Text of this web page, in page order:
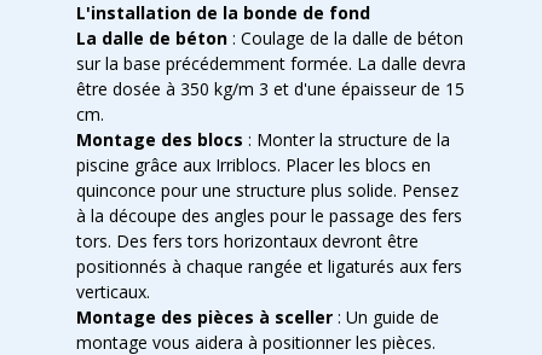
L'installation de la bonde de fond
La dalle de béton: Coulage de la dalle de béton
sur la base précédemment formée. La dalle devra
être dosée à 350 kg/m 3 et d'une épaisseur de 15
cm.
Montage des blocs : Monter la structure de la
piscine grâce aux Irriblocs. Placer les blocs en
quinconce pour une structure plus solide. Pensez
à la découpe des angles pour le passage des fers
tors. Des fers tors horizontaux devront être
positionnés à chaque rangée et ligaturés aux fers
verticaux.
Montage des pièces à sceller : Un guide de
montage vous aidera à positionner les pièces.